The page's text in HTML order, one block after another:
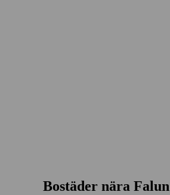
Bostäder nära Falun